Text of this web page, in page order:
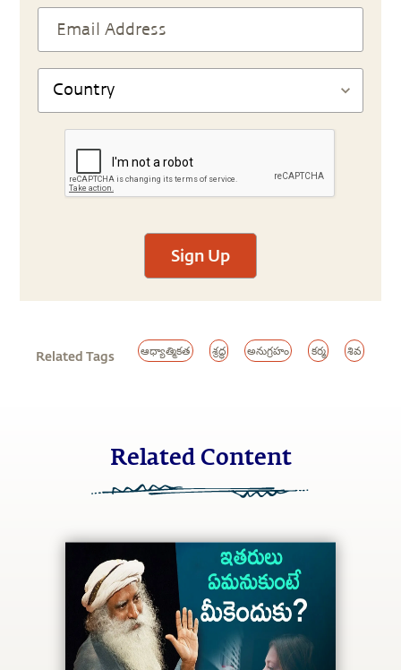
Sign Up
Related Tags ఆధ్యాత్మికత శ్రద్ధ అనుగ్రహం కర్మ శివ
Related Content